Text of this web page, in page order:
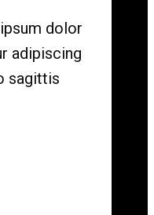
dolor
adipiscing
sagittis